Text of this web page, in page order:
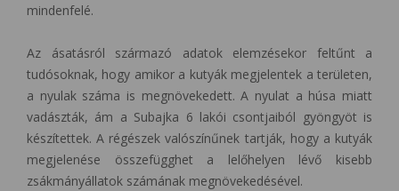
mindenfelé.
Az ásatásról származó adatok elemzésekor feltűnt a
tudósoknak, hogy amikor a kutyák megjelentek a területen,
a nyulak száma is megnövekedett. A nyulat a húsa miatt
vadászták, ám a Subajka 6 lakói csontjaiból gyöngyöt is
készítettek. A régészek valószínűnek tartják, hogy a kutyák
megjelenése összefügghet a lelőhelyen lévő kisebb
zsákmányállatok számának megnövekedésével.